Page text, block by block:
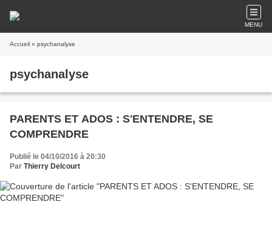
MENU
Accueil » psychanalyse
psychanalyse
PARENTS ET ADOS : S'ENTENDRE, SE
COMPRENDRE
Publié le 04/10/2016 à 20:30
Par Thierry Delcourt